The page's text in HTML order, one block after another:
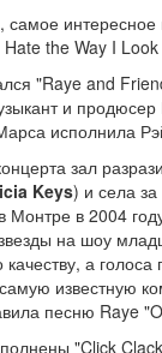
самое
the Way I
"Raye and
и
исполнила
зал
Keys) и села
Монтре в 2004
на шоу
а
известную
песню Raye
"Click